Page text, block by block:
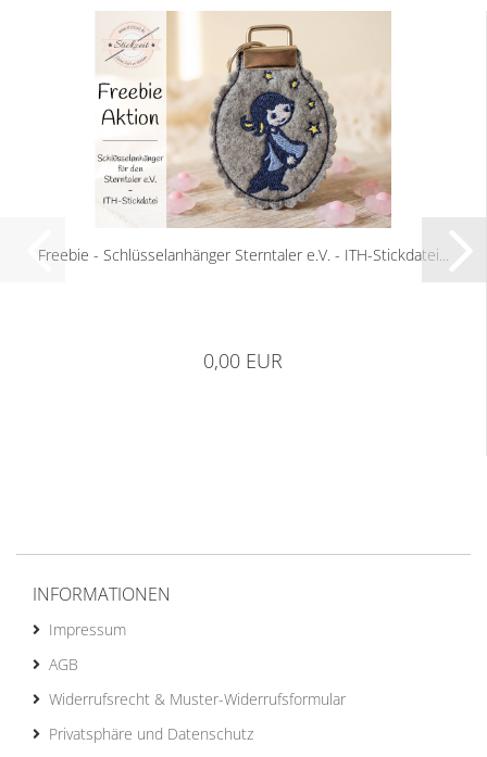
Freebie - Schlüsselanhänger Sterntaler e.V. - ITH-Stickdatei...
0,00 EUR
INFORMATIONEN
Impressum
AGB
Widerrufsrecht & Muster-Widerrufsformular
Privatsphäre und Datenschutz